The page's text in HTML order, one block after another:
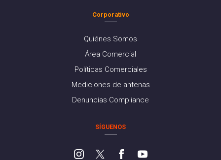
Corporativo
Quiénes Somos
Área Comercial
Políticas Comerciales
Mediciones de antenas
Denuncias Compliance
SÍGUENOS